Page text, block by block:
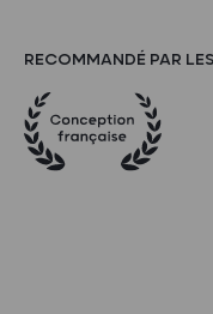
RECOMMANDÉ PAR